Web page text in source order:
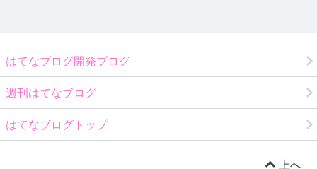
はてなブログ開発ブログ
週刊はてなブログ
はてなブログトップ
上へ